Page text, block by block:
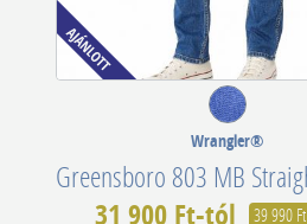
Wrangler®
31 900 Ft-tól 39 990 Ft